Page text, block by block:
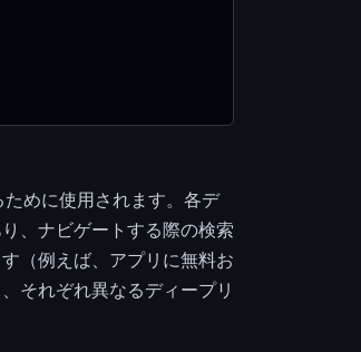
めに使用されます。各デ
、ナビゲートする際の検索
（例えば、アプリに無料お
それぞれ異なるディープリ